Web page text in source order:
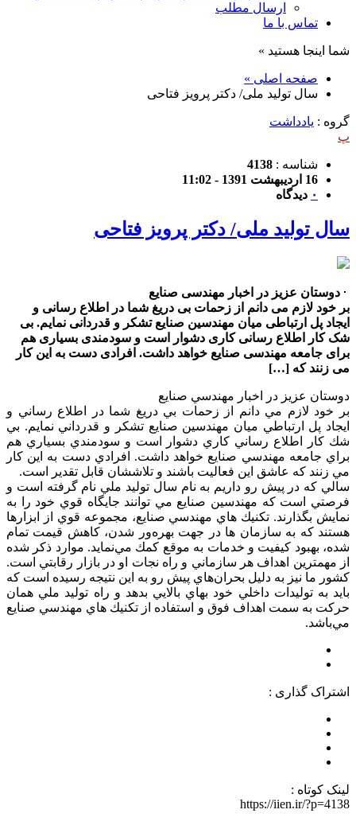
ارسال مطلب
تماس با ما
شما اینجا هستید »
صفحه اصلی »
سال تولید ملی/ دکتر پرویز فتاحی
گروه : یادداشت
پ
شناسه : 4138
16 اردیبهشت 1391 - 11:02
۰ دیدگاه
سال تولید ملی/ دکتر پرویز فتاحی
دوستان عزیز در اخبار مهندسی صنایع
بر خود لازم می دانم از زحمات بی دریغ شما در اطلاع رسانی و
ایجاد پل ارتباطی میان مهندسین صنایع تشکر و قدردانی نمایم. بی
شک کار اطلاع رسانی کاری دشوار است و سودمندی بسیاری هم
برای جامعه مهندسی صنایع خواهد داشت. افرادی دست به این کار
می زنند که […]
دوستان عزيز در اخبار مهندسي صنايع
بر خود لازم مي دانم از زحمات بي دريغ شما در اطلاع رساني و
ايجاد پل ارتباطي ميان مهندسين صنايع تشكر و قدرداني نمايم. بي
شك كار اطلاع رساني كاري دشوار است و سودمندي بسياري هم
براي جامعه مهندسي صنايع خواهد داشت. افرادي دست به اين كار
مي زنند كه عاشق اين فعاليت باشند و تلاششان قابل تقدير است.
سالي كه در پيش رو داريم به نام سال توليد ملي نام گرفته است و
فرصتي است كه مهندسين صنايع مي توانند جايگاه قوي خود را به
نمايش بگذارند. تكنيك هاي مهندسي صنايع، مجموعه قوي از ابزارها
هستند كه به سازمان ها در جهت بهره‌ور شدن، كاهش قيمت تمام
شده، بهبود كيفيت و خدمات به موقع كمك مي‌نمايد. موارد ذكر شده
از مهمترين اهداف هر سازماني و راه نجات او در بازار رقابتي است.
كشور ما نيز به دليل بحران‌هاي پيش رو به اين نتيجه رسيده است كه
بايد به توليدات داخلي خود بهاي بالايي بدهد و راه توليد ملي همان
حركت به سمت اهداف فوق و استفاده از تكنيك هاي مهندسي صنايع
مي‌باشد.
اشتراک گذاری :
لینک کوتاه :
https://iien.ir/?p=4138